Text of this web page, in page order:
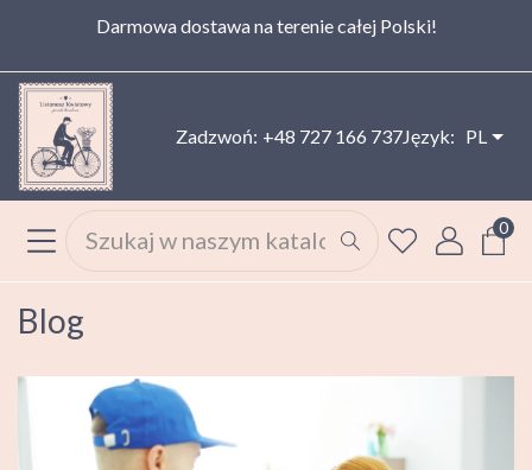
Darmowa dostawa na terenie całej Polski!
Zadzwoń: +48 727 166 737Język: PL
0
Blog